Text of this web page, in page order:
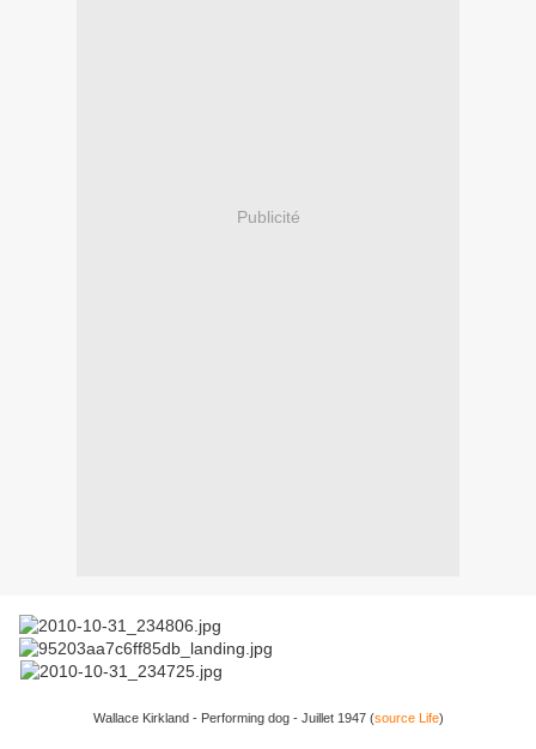
Publicité
Wallace Kirkland - Performing dog - Juillet 1947 (source Life)